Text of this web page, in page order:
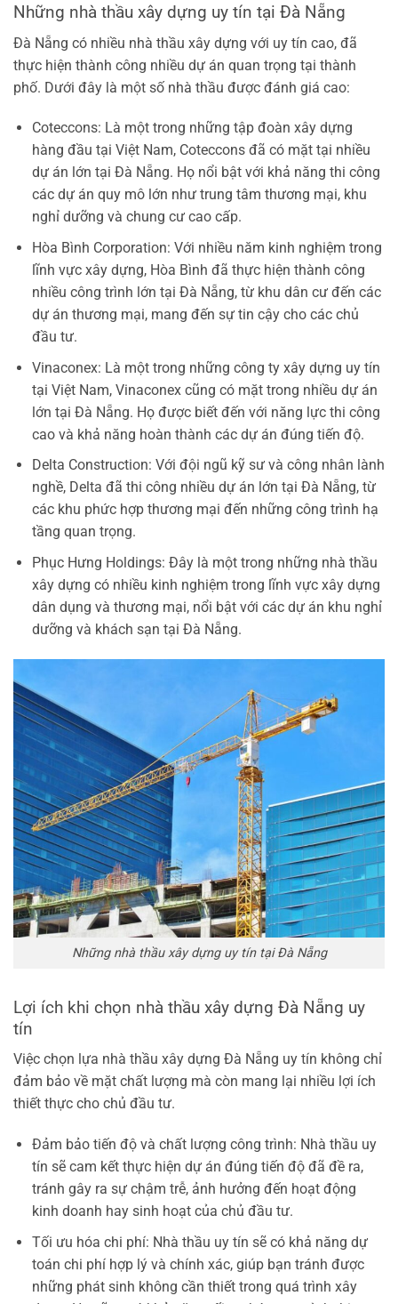
Những nhà thầu xây dựng uy tín tại Đà Nẵng
Đà Nẵng có nhiều nhà thầu xây dựng với uy tín cao, đã
thực hiện thành công nhiều dự án quan trọng tại thành
phố. Dưới đây là một số nhà thầu được đánh giá cao:
Coteccons: Là một trong những tập đoàn xây dựng
hàng đầu tại Việt Nam, Coteccons đã có mặt tại nhiều
dự án lớn tại Đà Nẵng. Họ nổi bật với khả năng thi công
các dự án quy mô lớn như trung tâm thương mại, khu
nghỉ dưỡng và chung cư cao cấp.
Hòa Bình Corporation: Với nhiều năm kinh nghiệm trong
lĩnh vực xây dựng, Hòa Bình đã thực hiện thành công
nhiều công trình lớn tại Đà Nẵng, từ khu dân cư đến các
dự án thương mại, mang đến sự tin cậy cho các chủ
đầu tư.
Vinaconex: Là một trong những công ty xây dựng uy tín
tại Việt Nam, Vinaconex cũng có mặt trong nhiều dự án
lớn tại Đà Nẵng. Họ được biết đến với năng lực thi công
cao và khả năng hoàn thành các dự án đúng tiến độ.
Delta Construction: Với đội ngũ kỹ sư và công nhân lành
nghề, Delta đã thi công nhiều dự án lớn tại Đà Nẵng, từ
các khu phức hợp thương mại đến những công trình hạ
tầng quan trọng.
Phục Hưng Holdings: Đây là một trong những nhà thầu
xây dựng có nhiều kinh nghiệm trong lĩnh vực xây dựng
dân dụng và thương mại, nổi bật với các dự án khu nghỉ
dưỡng và khách sạn tại Đà Nẵng.
Những nhà thầu xây dựng uy tín tại Đà Nẵng
Lợi ích khi chọn nhà thầu xây dựng Đà Nẵng uy
tín
Việc chọn lựa nhà thầu xây dựng Đà Nẵng uy tín không chỉ
đảm bảo về mặt chất lượng mà còn mang lại nhiều lợi ích
thiết thực cho chủ đầu tư.
Đảm bảo tiến độ và chất lượng công trình: Nhà thầu uy
tín sẽ cam kết thực hiện dự án đúng tiến độ đã đề ra,
tránh gây ra sự chậm trễ, ảnh hưởng đến hoạt động
kinh doanh hay sinh hoạt của chủ đầu tư.
Tối ưu hóa chi phí: Nhà thầu uy tín sẽ có khả năng dự
toán chi phí hợp lý và chính xác, giúp bạn tránh được
những phát sinh không cần thiết trong quá trình xây